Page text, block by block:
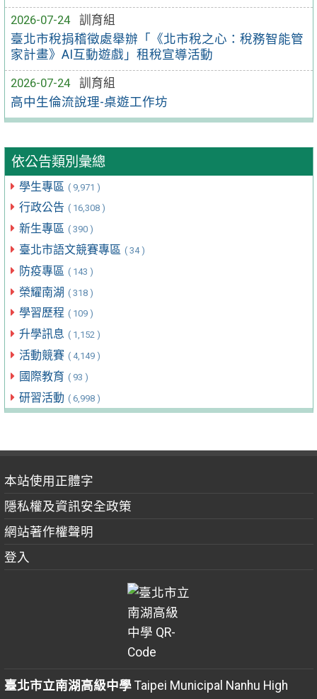
2026-07-24
訓育組
臺北市稅捐稽徵處舉辦「《北市稅之心：稅務智能管
家計畫》AI互動遊戲」租稅宣導活動
2026-07-24
訓育組
高中生倫流說理-桌遊工作坊
依公告類別彙總
學生專區 ( 9,971 )
行政公告 ( 16,308 )
新生專區 ( 390 )
臺北市語文競賽專區 ( 34 )
防疫專區 ( 143 )
榮耀南湖 ( 318 )
學習歷程 ( 109 )
升學訊息 ( 1,152 )
活動競賽 ( 4,149 )
國際教育 ( 93 )
研習活動 ( 6,998 )
本站使用正體字
隱私權及資訊安全政策
網站著作權聲明
登入
臺北市立南湖高級中學Taipei Municipal Nanhu High